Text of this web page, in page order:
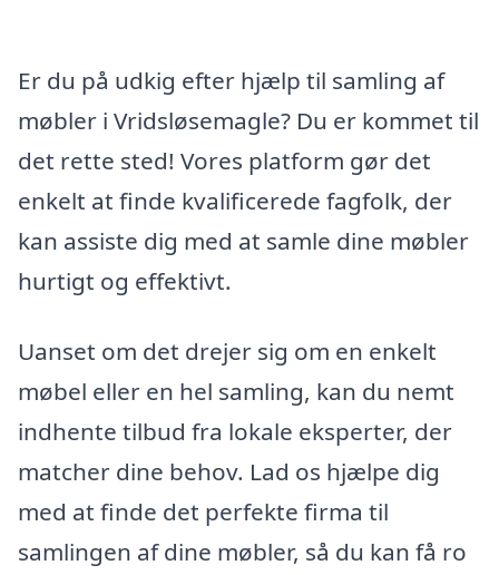
Er du på udkig efter hjælp til samling af
møbler i Vridsløsemagle? Du er kommet til
det rette sted! Vores platform gør det
enkelt at finde kvalificerede fagfolk, der
kan assiste dig med at samle dine møbler
hurtigt og effektivt.
Uanset om det drejer sig om en enkelt
møbel eller en hel samling, kan du nemt
indhente tilbud fra lokale eksperter, der
matcher dine behov. Lad os hjælpe dig
med at finde det perfekte firma til
samlingen af dine møbler, så du kan få ro